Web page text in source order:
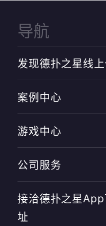
导航
发现德扑之星线
案例中心
游戏中心
公司服务
接洽德扑之星app
址